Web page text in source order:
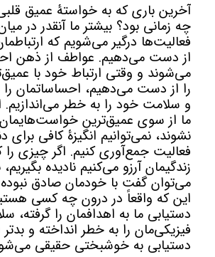
آخرین باری که به خواستۀ عمیق
چه زمانی بود؟ بیشتر ما آنقدر در
فعالیت‌ها درگیر می‌شویم که
از دست می‌دهیم. عواطف از ذهن
می‌شوند و وقتی ارتباط خود با
را از دست می‌دهیم، احساساتمان را
و سلامت خود را به خطر می‌اندازیم.
ما از سوی عمیق‌ترین
نشوند، نمی‌توانیم انگیزۀ کافی برای
فعالیت جمع‌آوری کنیم. اگر چیزی را
زندگیمان آرزو می‌کنیم نادیده
می‌توان گفت با خودمان صادق
این که واقعاً در درون چه کسی
دستیابی ما به اهدافمان را گرفته،
فیزیکی‌مان را به خطر انداخته و بدتر
دستیابی به خوشبختی حقیقی